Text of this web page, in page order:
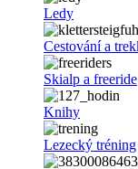
Ledy
Cestování a
Skialp a freeride
Knihy
Lezecký tréning